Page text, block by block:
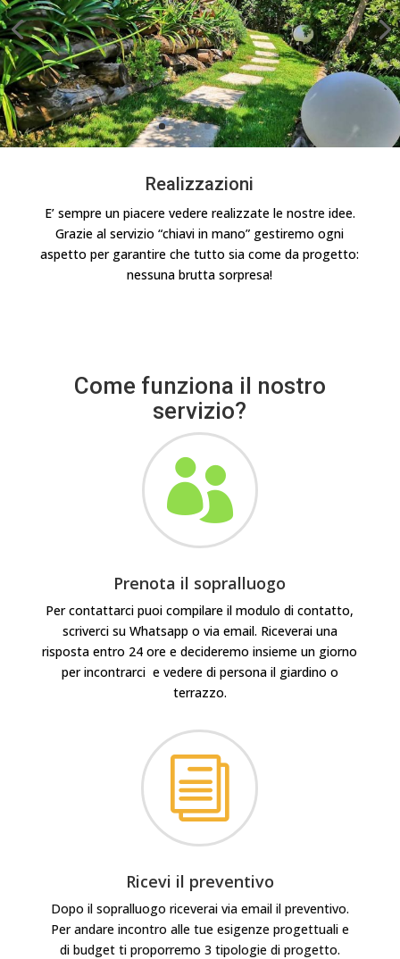
Realizzazioni
E’ sempre un piacere vedere realizzate le nostre idee.
Grazie al servizio “chiavi in mano” gestiremo ogni
aspetto per garantire che tutto sia come da progetto:
nessuna brutta sorpresa!
Come funziona il nostro
servizio?

Prenota il sopralluogo
Per contattarci puoi compilare il modulo di contatto,
scriverci su Whatsapp o via email. Riceverai una
risposta entro 24 ore e decideremo insieme un giorno
per incontrarci e vedere di persona il giardino o
terrazzo.
i
Ricevi il preventivo
Dopo il sopralluogo riceverai via email il preventivo.
Per andare incontro alle tue esigenze progettuali e
di budget ti proporremo 3 tipologie di progetto.